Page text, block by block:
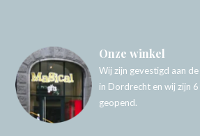
Onze winkel
Wij zijn gevestigd aan
in Dordrecht en wij zijn
geopend.